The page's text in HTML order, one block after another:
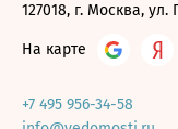
127018, г. Москва, ул.
На карте
+7 495 956-34-58